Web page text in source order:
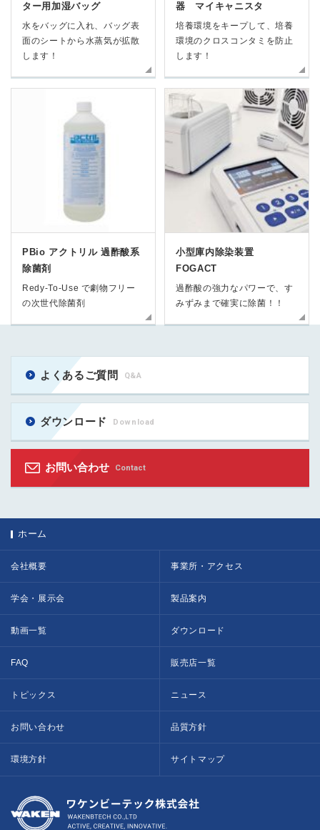
ター用加湿バッグ
水をバッグに入れ、バッグ表
面のシートから水蒸気が拡散
します！
器 マイキャニスタ
培養環境をキープして、培養
環境のクロスコンタミを防止
します！
PBio アクトリル 過酢酸系
除菌剤
Redy-To-Use で劇物フリー
の次世代除菌剤
小型庫内除染装置
FOGACT
過酢酸の強力なパワーで、す
みずみまで確実に除菌！！
よくあるご質問 Q&A
ダウンロード Download
お問い合わせ Contact
ホーム
会社概要 事業所・アクセス
学会・展示会 製品案内
動画一覧 ダウンロード
FAQ 販売店一覧
トピックス ニュース
お問い合わせ 品質方針
環境方針 サイトマップ